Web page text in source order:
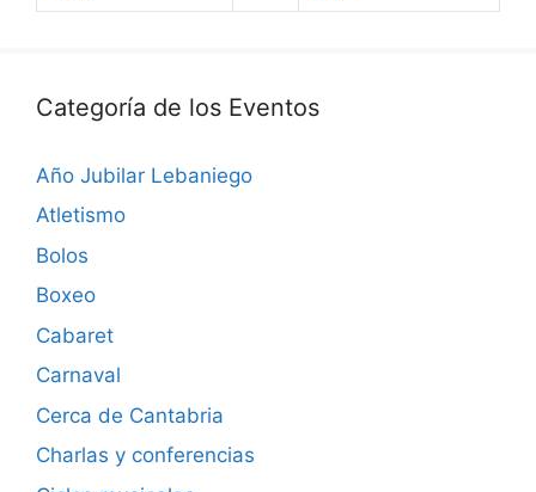
Categoría de los Eventos
Año Jubilar Lebaniego
Atletismo
Bolos
Boxeo
Cabaret
Carnaval
Cerca de Cantabria
Charlas y conferencias